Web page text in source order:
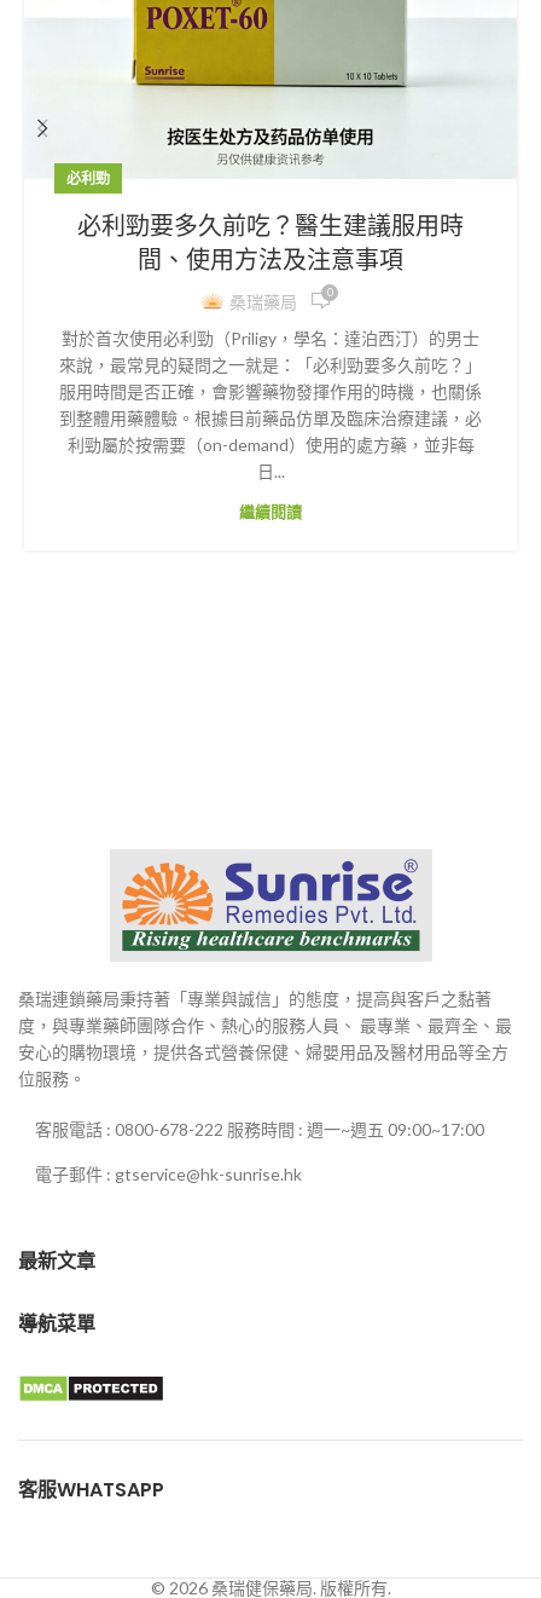
必利勁
必利勁要多久前吃？醫生建議服用時
間、使用方法及注意事項
桑瑞藥局 0
對於首次使用必利勁（Priligy，學名：達泊西汀）的男士
來說，最常見的疑問之一就是：「必利勁要多久前吃？」
服用時間是否正確，會影響藥物發揮作用的時機，也關係
到整體用藥體驗。根據目前藥品仿單及臨床治療建議，必
利勁屬於按需要（on-demand）使用的處方藥，並非每
日...
繼續閱讀
桑瑞連鎖藥局秉持著「專業與誠信」的態度，提高與客戶之黏著
度，與專業藥師團隊合作、熱心的服務人員、 最專業、最齊全、最
安心的購物環境，提供各式營養保健、婦嬰用品及醫材用品等全方
位服務。
客服電話 : 0800-678-222 服務時間 : 週一~週五 09:00~17:00
電子郵件 : gtservice@hk-sunrise.hk
最新文章
導航菜單
客服WHATSAPP
© 2026 桑瑞健保藥局. 版權所有.